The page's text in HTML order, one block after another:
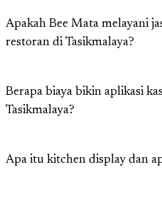
Apakah Bee Mata melayani
restoran di Tasikmalaya?
Berapa biaya bikin aplikasi
Tasikmalaya?
Apa itu kitchen display dan